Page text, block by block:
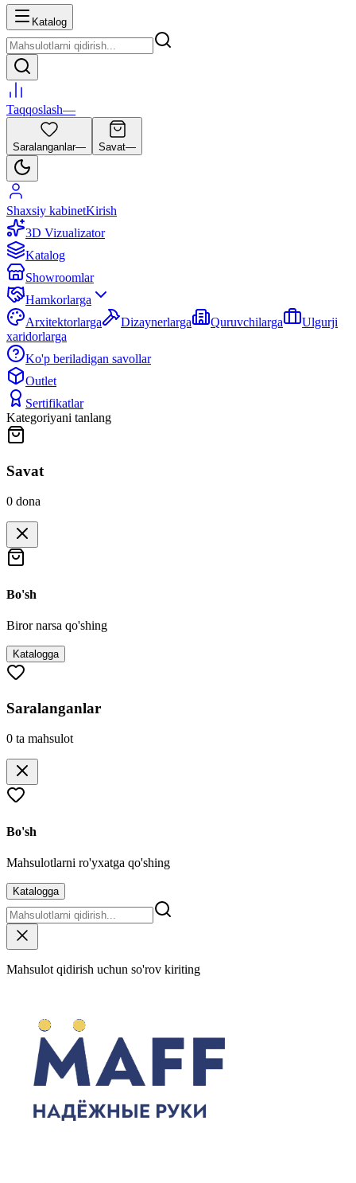
Katalog
Taqqoslash—
Saralanganlar— Savat—
Shaxsiy kabinetKirish
3D Vizualizator
Katalog
Showroomlar
Hamkorlarga
Arxitektorlarga
Dizaynerlarga Quruvchilarga
Ulgurji
xaridorlarga
Ko'p beriladigan savollar
Outlet
Sertifikatlar
Kategoriyani tanlang
Savat
0 dona
Bo'sh
Biror narsa qo'shing
Katalogga
Saralanganlar
0 ta mahsulot
Bo'sh
Mahsulotlarni ro'yxatga qo'shing
Katalogga
Mahsulot qidirish uchun so'rov kiriting